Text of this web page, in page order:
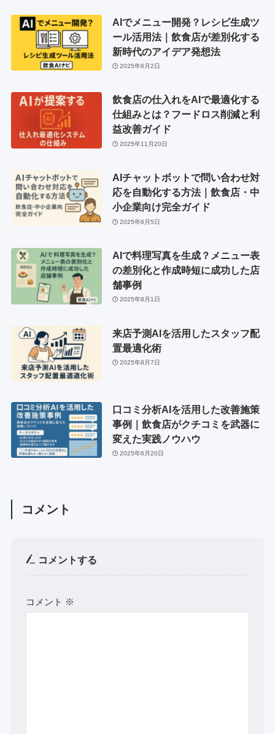
AIでメニュー開発？レシピ生成ツ
ール活用法｜飲食店が差別化する
新時代のアイデア発想法
2025年6月2日
飲食店の仕入れをAIで最適化する
仕組みとは？フードロス削減と利
益改善ガイド
2025年11月20日
AIチャットボットで問い合わせ対
応を自動化する方法｜飲食店・中
小企業向け完全ガイド
2025年6月5日
AIで料理写真を生成？メニュー表
の差別化と作成時短に成功した店
舗事例
2025年8月1日
来店予測AIを活用したスタッフ配
置最適化術
2025年8月7日
口コミ分析AIを活用した改善施策
事例｜飲食店がクチコミを武器に
変えた実践ノウハウ
2025年6月20日
コメント
コメントする
コメント ※